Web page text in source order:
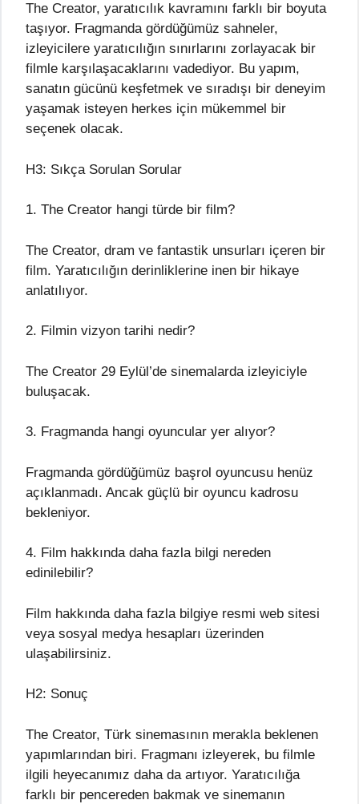
The Creator, yaratıcılık kavramını farklı bir boyuta
taşıyor. Fragmanda gördüğümüz sahneler,
izleyicilere yaratıcılığın sınırlarını zorlayacak bir
filmle karşılaşacaklarını vadediyor. Bu yapım,
sanatın gücünü keşfetmek ve sıradışı bir deneyim
yaşamak isteyen herkes için mükemmel bir
seçenek olacak.
H3: Sıkça Sorulan Sorular
1. The Creator hangi türde bir film?
The Creator, dram ve fantastik unsurları içeren bir
film. Yaratıcılığın derinliklerine inen bir hikaye
anlatılıyor.
2. Filmin vizyon tarihi nedir?
The Creator 29 Eylül’de sinemalarda izleyiciyle
buluşacak.
3. Fragmanda hangi oyuncular yer alıyor?
Fragmanda gördüğümüz başrol oyuncusu henüz
açıklanmadı. Ancak güçlü bir oyuncu kadrosu
bekleniyor.
4. Film hakkında daha fazla bilgi nereden
edinilebilir?
Film hakkında daha fazla bilgiye resmi web sitesi
veya sosyal medya hesapları üzerinden
ulaşabilirsiniz.
H2: Sonuç
The Creator, Türk sinemasının merakla beklenen
yapımlarından biri. Fragmanı izleyerek, bu filmle
ilgili heyecanımız daha da artıyor. Yaratıcılığa
farklı bir pencereden bakmak ve sinemanın